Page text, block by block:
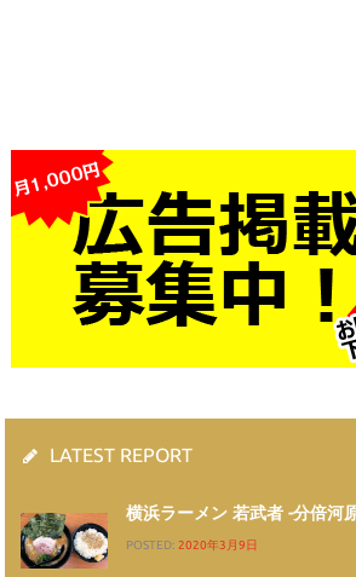
LATEST REPORT
横浜ラーメン 若武者 -分倍河
POSTED: 2020年3月9日